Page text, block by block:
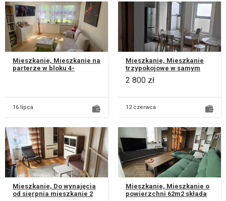
Mieszkanie, Mieszkanie na
parterze w bloku 4-
16 lipca
Mieszkanie, Mieszkanie
trzypokojowe w samym
centrum miasta ( blisko
Politechnika, UP oraz
2 800 zł
12 czerwca
Mieszkanie, Do wynajęcia
od sierpnia mieszkanie 2
Mieszkanie, Mieszkanie o
powierzchni 62m2 składa